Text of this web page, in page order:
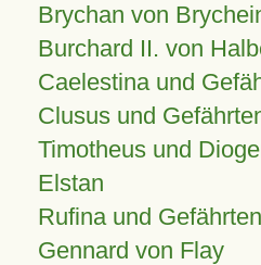
Brychan von
Burchard II. von
Caelestina und
Clusus und
Timotheus und
Elstan
Rufina und Gefährten
Gennard von Flay